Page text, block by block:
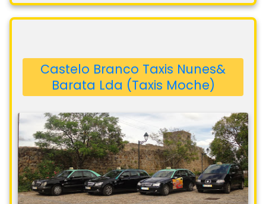
Barata Lda (Taxis Moche)